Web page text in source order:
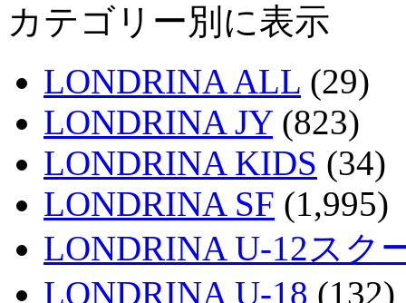
カテゴリー別に表示
LONDRINA ALL (29)
LONDRINA JY(823)
LONDRINA KIDS (34)
LONDRINA SF (1,995)
LONDRINA U-12スク
LONDRINA U-18 (132)